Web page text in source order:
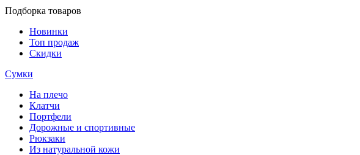
Подборка товаров
Новинки
Топ продаж
Скидки
Сумки
На плечо
Клатчи
Портфели
Дорожные и спортивные
Рюкзаки
Из натуральной кожи